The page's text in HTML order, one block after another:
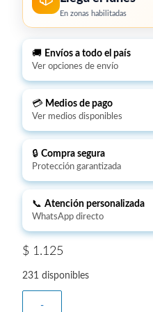
En zonas habilitadas
🚚 Envíos a todo el país
Ver opciones de envío
💳 Medios de pago
Ver medios disponibles
🔒 Compra segura
Protección garantizada
📞 Atención personalizada
WhatsApp directo
$1.125
231 disponibles
-